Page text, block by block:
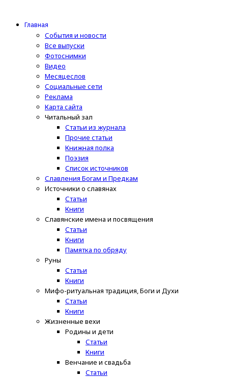
Главная
События и новости
Все выпуски
Фотоснимки
Видео
Месяцеслов
Социальные сети
Реклама
Карта сайта
Читальный зал
Статьи из журнала
Прочие статьи
Книжная полка
Поэзия
Список источников
Славления Богам и Предкам
Источники о славянах
Статьи
Книги
Славянские имена и посвящения
Статьи
Книги
Памятка по обряду
Руны
Статьи
Книги
Мифо-ритуальная традиция, Боги и Духи
Статьи
Книги
Жизненные вехи
Родины и дети
Статьи
Книги
Венчание и свадьба
Статьи